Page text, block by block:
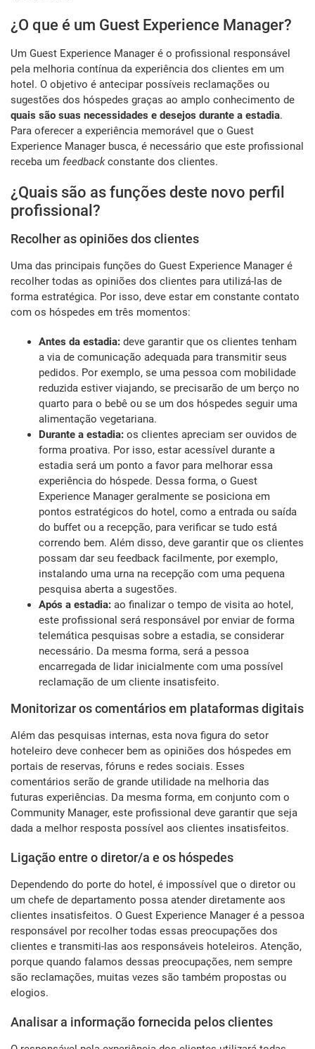
¿O que é um Guest Experience Manager?
Um Guest Experience Manager é o profissional responsável
pela melhoria contínua da experiência dos clientes em um
hotel. O objetivo é antecipar possíveis reclamações ou
sugestões dos hóspedes graças ao amplo conhecimento de
quais são suas necessidades e desejos durante a estadia.
Para oferecer a experiência memorável que o Guest
Experience Manager busca, é necessário que este profissional
receba um feedbackconstante dos clientes.
¿Quais são as funções deste novo perfil
profissional?
Recolher as opiniões dos clientes
Uma das principais funções do Guest Experience Manager é
recolher todas as opiniões dos clientes para utilizá-las de
forma estratégica. Por isso, deve estar em constante contato
com os hóspedes em três momentos:
Antes da estadia: deve garantir que os clientes tenham
a via de comunicação adequada para transmitir seus
pedidos. Por exemplo, se uma pessoa com mobilidade
reduzida estiver viajando, se precisarão de um berço no
quarto para o bebê ou se um dos hóspedes seguir uma
alimentação vegetariana.
Durante a estadia: os clientes apreciam ser ouvidos de
forma proativa. Por isso, estar acessível durante a
estadia será um ponto a favor para melhorar essa
experiência do hóspede. Dessa forma, o Guest
Experience Manager geralmente se posiciona em
pontos estratégicos do hotel, como a entrada ou saída
do buffet ou a recepção, para verificar se tudo está
correndo bem. Além disso, deve garantir que os clientes
possam dar seu feedback facilmente, por exemplo,
instalando uma urna na recepção com uma pequena
pesquisa aberta a sugestões.
Após a estadia: ao finalizar o tempo de visita ao hotel,
este profissional será responsável por enviar de forma
telemática pesquisas sobre a estadia, se considerar
necessário. Da mesma forma, será a pessoa
encarregada de lidar inicialmente com uma possível
reclamação de um cliente insatisfeito.
Monitorizar os comentários em plataformas digitais
Além das pesquisas internas, esta nova figura do setor
hoteleiro deve conhecer bem as opiniões dos hóspedes em
portais de reservas, fóruns e redes sociais. Esses
comentários serão de grande utilidade na melhoria das
futuras experiências. Da mesma forma, em conjunto com o
Community Manager, este profissional deve garantir que seja
dada a melhor resposta possível aos clientes insatisfeitos.
Ligação entre o diretor/a e os hóspedes
Dependendo do porte do hotel, é impossível que o diretor ou
um chefe de departamento possa atender diretamente aos
clientes insatisfeitos. O Guest Experience Manager é a pessoa
responsável por recolher todas essas preocupações dos
clientes e transmiti-las aos responsáveis hoteleiros. Atenção,
porque quando falamos dessas preocupações, nem sempre
são reclamações, muitas vezes são também propostas ou
elogios.
Analisar a informação fornecida pelos clientes